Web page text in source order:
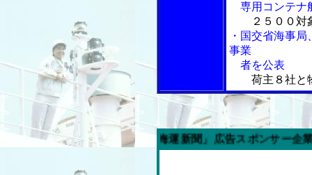
専用コンテナ
２５００
・国交省海事
事業
者を公表
荷主８社と
週の「内航海運新聞」広告スポンサー企業